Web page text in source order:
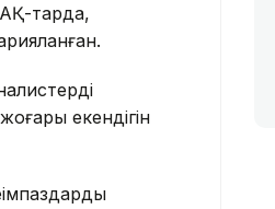
тарда,
екендігін